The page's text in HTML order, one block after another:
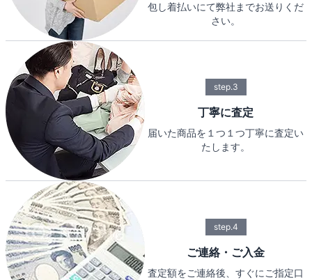
包し着払いにて弊社までお送りくだ
さい。
step.3
丁寧に査定
届いた商品を１つ１つ丁寧に査定い
たします。
step.4
ご連絡・ご入金
査定額をご連絡後、すぐにご指定口